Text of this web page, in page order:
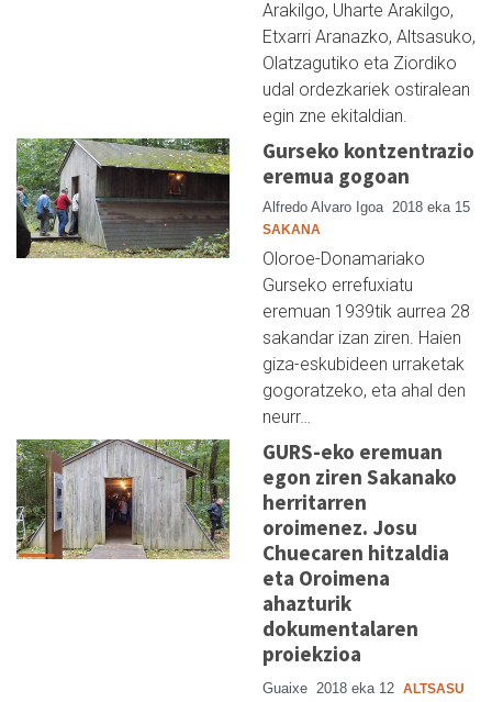
Arakilgo, Uharte Arakilgo,
Etxarri Aranazko, Altsasuko,
Olatzagutiko eta Ziordiko
udal ordezkariek ostiralean
egin zne ekitaldian.
Gurseko kontzentrazio
eremua gogoan
Alfredo Alvaro Igoa 2018 eka 15
SAKANA
Oloroe-Donamariako
Gurseko errefuxiatu
eremuan 1939tik aurrea 28
sakandar izan ziren. Haien
giza-eskubideen urraketak
gogoratzeko, eta ahal den
neurr…
GURS-eko eremuan
egon ziren Sakanako
herritarren
oroimenez. Josu
Chuecaren hitzaldia
eta Oroimena
ahazturik
dokumentalaren
proiekzioa
Guaixe 2018 eka 12 ALTSASU